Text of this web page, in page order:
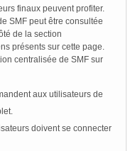
finaux peuvent profiter.
SMF peut être consultée
de la section
présents sur cette page.
centralisée de SMF sur
aux utilisateurs de
doivent se connecter